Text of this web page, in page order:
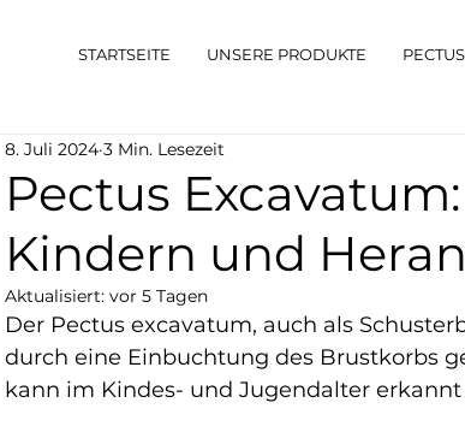
STARTSEITE UNSERE PRODUKTE
Pectus
Kindern und
8. Juli 2024 3 Min. Lesezeit
Aktualisiert: vor 5 Tagen
Der Pectus excavatum, auch als
durch eine Einbuchtung des Brustkorbs
kann im Kindes- und Jugendalter